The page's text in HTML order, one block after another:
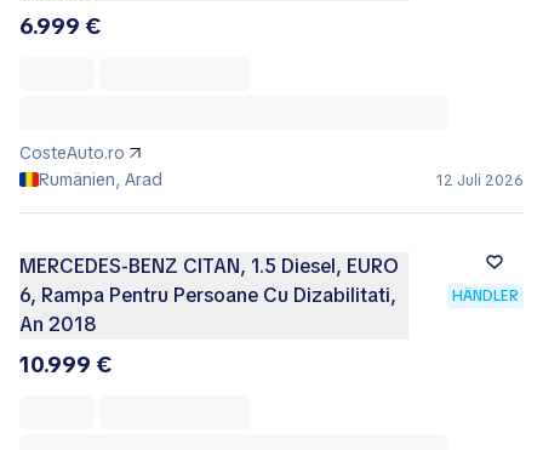
6.999 €
CosteAuto.ro
Rumänien, Arad
12 Juli 2026
MERCEDES-BENZ CITAN, 1.5 Diesel, EURO
6, Rampa Pentru Persoane Cu Dizabilitati,
An 2018
HÄNDLER
10.999 €